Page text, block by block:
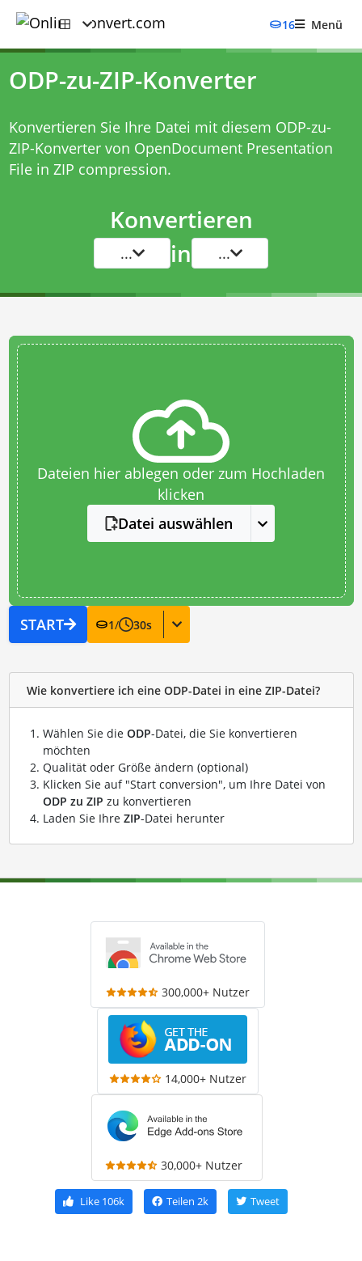
16 Menü
ODP-zu-ZIP-Konverter
Konvertieren Sie Ihre Datei mit diesem ODP-zu-
ZIP-Konvertervon OpenDocument Presentation
File in ZIP compression.
Konvertieren
... in ...
Dateien hier ablegen oder zum Hochladen
klicken
Datei auswählen
START 1/ 30s
Wie konvertiere ich eine ODP-Datei in eine ZIP-Datei?
Wählen Sie die ODP-Datei, die Sie konvertieren
möchten
Qualität oder Größe ändern (optional)
Klicken Sie auf "Start conversion", um Ihre Datei von
ODP zu ZIP zu konvertieren
Laden Sie Ihre ZIP-Datei herunter
300,000+ Nutzer
14,000+ Nutzer
30,000+ Nutzer
Like 106k Teilen 2k Tweet